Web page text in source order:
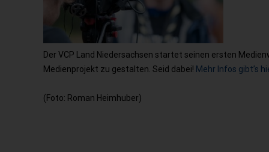
Der VCP Land Niedersachsen startet seinen ersten
Medienprojekt zu gestalten. Seid dabei! Mehr Infos gibt’s
(Foto: Roman Heimhuber)